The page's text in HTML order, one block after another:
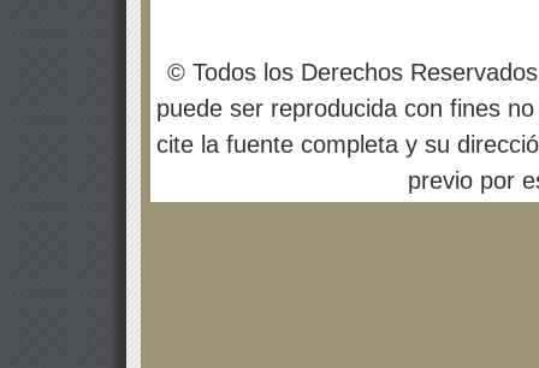
© Todos los Derechos
puede ser reproducida con fines
cite la fuente completa y su
previo por